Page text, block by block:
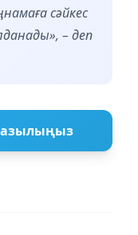
сәйкес
– деп